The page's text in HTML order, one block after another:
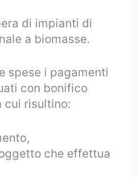
di impianti di
a biomasse.
spese i pagamenti
con bonifico
cui risultino:
che effettua